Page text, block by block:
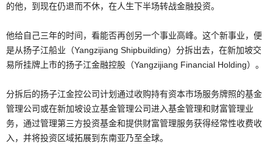
的他，到现在仍退而不休，在人生下半场转战金融投资。
他给自己三年的时间，看能否再创另一个事业高峰。这个新事业，便
是从扬子江船业（Yangzijiang Shipbuilding）分拆出去，在新加坡交
易所挂牌上市的扬子江金融控股（Yangzijiang Financial Holding）。
分拆后的扬子江金控公司计划通过收购持有资本市场服务牌照的基金
管理公司或在新加坡设立基金管理公司进入基金管理和财富管理业
务，通过管理第三方投资基金和提供财富管理服务获得经常性收费收
入，并将投资区域拓展到东南亚乃至全球。